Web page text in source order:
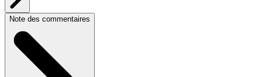
Note des commentaires